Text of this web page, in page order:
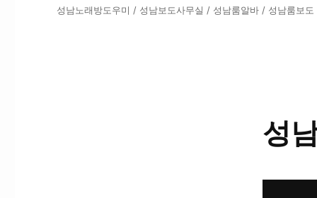
성남노래방도우미 / 성남보도사무실 / 성남룸알바 / 성남룸보도
성